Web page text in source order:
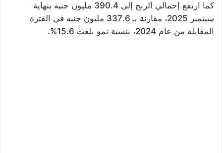
كما ارتفع إجمالي الربح إلى 390.4 مليون جنيه بنهاية
سبتمبر 2025، مقارنة بـ 337.6 مليون جنيه في الفترة
المقابلة من عام 2024، بنسبة نمو بلغت 15.6%.